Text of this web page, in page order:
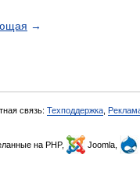
→
связь: Техподдержка
на PHP, Joomla,